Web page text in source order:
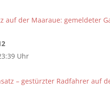
auf der Maaraue: gemeldeter
Uhr
– gestürzter Radfahrer auf